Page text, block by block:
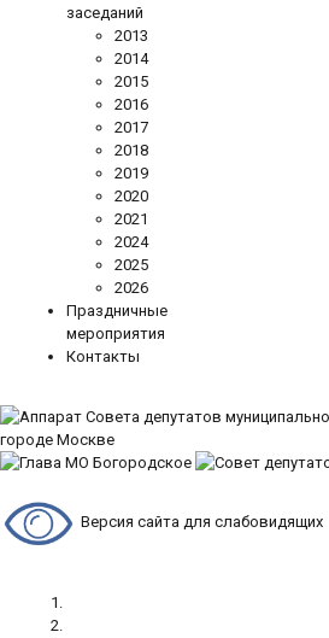
заседаний
2013
2014
2015
2016
2017
2018
2019
2020
2021
2024
2025
2026
Праздничные
мероприятия
Контакты
Версия сайта для слабовидящих